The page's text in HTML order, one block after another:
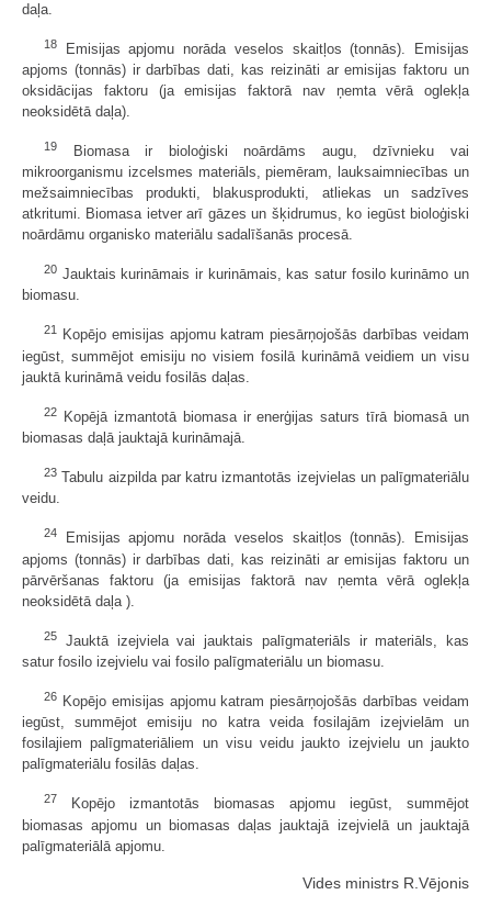
daļa.
18
Emisijas apjomu norāda veselos skaitļos (tonnās). Emisijas
apjoms (tonnās) ir darbības dati, kas reizināti ar emisijas faktoru un
oksidācijas faktoru (ja emisijas faktorā nav ņemta vērā oglekļa
neoksidētā daļa).
19
Biomasa ir bioloģiski noārdāms augu, dzīvnieku vai
mikroorganismu izcelsmes materiāls, piemēram, lauksaimniecības un
mežsaimniecības produkti, blakusprodukti, atliekas un sadzīves
atkritumi. Biomasa ietver arī gāzes un šķidrumus, ko iegūst bioloģiski
noārdāmu organisko materiālu sadalīšanās procesā.
20 Jauktais kurināmais ir kurināmais, kas satur fosilo kurināmo un
biomasu.
21 Kopējo emisijas apjomu katram piesārņojošās darbības veidam
iegūst, summējot emisiju no visiem fosilā kurināmā veidiem un visu
jauktā kurināmā veidu fosilās daļas.
22
Kopējā izmantotā biomasa ir enerģijas saturs tīrā biomasā un
biomasas daļā jauktajā kurināmajā.
23 Tabulu aizpilda par katru izmantotās izejvielas un palīgmateriālu
veidu.
24
Emisijas apjomu norāda veselos skaitļos (tonnās). Emisijas
apjoms (tonnās) ir darbības dati, kas reizināti ar emisijas faktoru un
pārvēršanas faktoru (ja emisijas faktorā nav ņemta vērā oglekļa
neoksidētā daļa ).
25
Jauktā izejviela vai jauktais palīgmateriāls ir materiāls, kas
satur fosilo izejvielu vai fosilo palīgmateriālu un biomasu.
26 Kopējo emisijas apjomu katram piesārņojošās darbības veidam
iegūst, summējot emisiju no katra veida fosilajām izejvielām un
fosilajiem palīgmateriāliem un visu veidu jaukto izejvielu un jaukto
palīgmateriālu fosilās daļas.
27
Kopējo izmantotās biomasas apjomu iegūst, summējot
biomasas apjomu un biomasas daļas jauktajā izejvielā un jauktajā
palīgmateriālā apjomu.
Vides ministrs R.Vējonis